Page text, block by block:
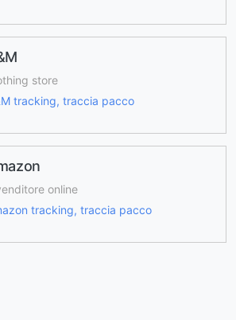
store
tracking, traccia pacco
online
tracking, traccia pacco